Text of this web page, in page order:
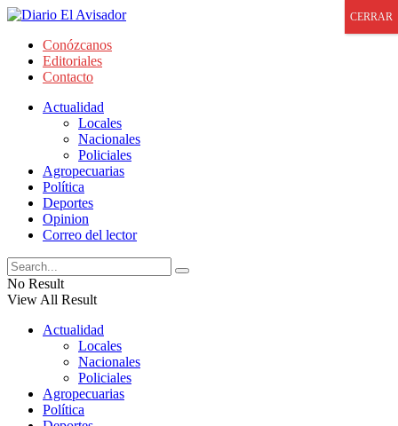
Conózcanos
Editoriales
Contacto
Actualidad
Locales
Nacionales
Policiales
Agropecuarias
Política
Deportes
Opinion
Correo del lector
No Result
View All Result
Actualidad
Locales
Nacionales
Policiales
Agropecuarias
Política
CERRAR